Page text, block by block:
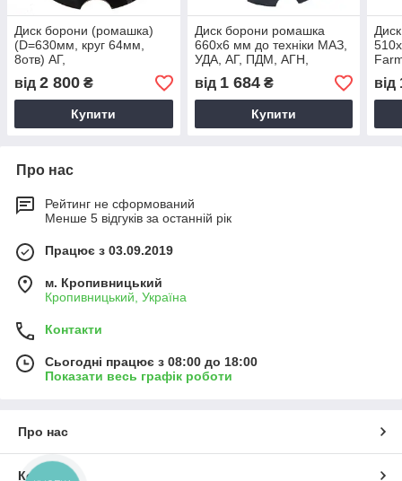
Диск борони (ромашка)
(D=630мм, круг 64мм,
8отв) АГ,
УДА,ПД-2,5,АГН,БГН-24,
АДП (Бор) (Велес-Агро)
від 2 800 ₴
Купити
Диск борони ромашка
660х6 мм до техніки МАЗ,
УДА, АГ, ПДМ, АГН,
2012789-SP-2
від 1 684₴
Купити
від
Про нас
Рейтинг не сформований
Менше 5 відгуків за останній рік
Працює з 03.09.2019
м. Кропивницький
Кропивницький, Україна
Контакти
Сьогодні працює з 08:00 до 18:00
Показати весь графік роботи
Про нас
Контакти